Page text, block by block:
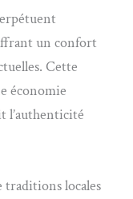
un confort
Cette
économie
l’authenticité
traditions locales